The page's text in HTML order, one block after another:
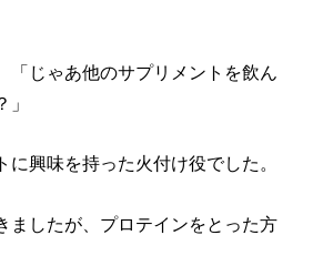
「じゃあ他のサプリメントを飲ん
に興味を持った火付け役でした。
ましたが、プロテインをとった方